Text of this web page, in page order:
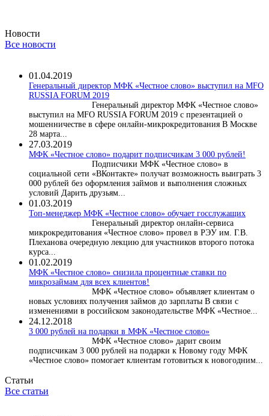
Новости
Все новости
01.04.2019
Генеральный директор МФК «Честное слово» выступил на MFO
RUSSIA FORUM 2019
Генеральный директор МФК «Честное слово»
выступил на MFO RUSSIA FORUM 2019 с презентацией о
мошенничестве в сфере онлайн-микрокредитования В Москве
28 марта...
27.03.2019
МФК «Честное слово» подарит подписчикам 3 000 рублей!
Подписчики МФК «Честное слово» в
социальной сети «ВКонтакте» получат возможность выиграть 3
000 рублей без оформления займов и выполнения сложных
условий Дарить друзьям...
01.03.2019
Топ-менеджер МФК «Честное слово» обучает госслужащих
Генеральный директор онлайн-сервиса
микрокредитования «Честное слово» провел в РЭУ им. Г.В.
Плеханова очередную лекцию для участников второго потока
курса...
01.02.2019
МФК «Честное слово» снизила процентные ставки по
микрозаймам для всех клиентов!
МФК «Честное слово» объявляет клиентам о
новых условиях получения займов до зарплаты В связи с
изменениями в российском законодательстве МФК «Честное...
24.12.2018
3 000 рублей на подарки в МФК «Честное слово»
МФК «Честное слово» дарит своим
подписчикам 3 000 рублей на подарки к Новому году МФК
«Честное слово» помогает клиентам готовиться к новогодним...
Статьи
Все статьи